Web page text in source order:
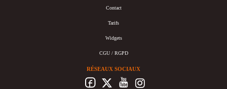
Contact
Tarifs
Widgets
CGU / RGPD
RÉSEAUX SOCIAUX